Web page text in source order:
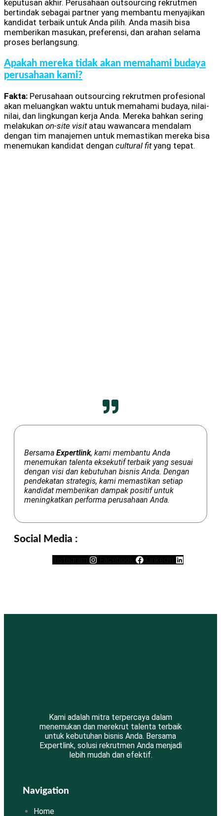
keputusan akhir. Perusahaan outsourcing rekrutmen
bertindak sebagai partner yang membantu menyajikan
kandidat terbaik untuk Anda pilih. Anda masih bisa
memberikan masukan, preferensi, dan arahan selama
proses berlangsung.
Apakah mereka tidak akan memahami budaya
perusahaan kami?
Fakta: Perusahaan outsourcing rekrutmen profesional
akan meluangkan waktu untuk memahami budaya, nilai-
nilai, dan lingkungan kerja Anda. Mereka bahkan sering
melakukan on-site visitatau wawancara mendalam
dengan tim manajemen untuk memastikan mereka bisa
menemukan kandidat dengan cultural fityang tepat.
Bersama Expertlink, kami membantu Anda
menemukan talenta eksekutif terbaik yang sesuai
dengan visi dan kebutuhan bisnis Anda. Dengan
pendekatan strategis, kami memastikan setiap
kandidat memberikan dampak positif untuk
meningkatkan performa perusahaan Anda.
Social Media :
Kami adalah mitra terpercaya dalam
menemukan dan merekrut talenta terbaik
untuk kebutuhan bisnis Anda. Bersama
Expertlink, solusi rekrutmen Anda menjadi
lebih mudah dan efektif.
Navigation
Home